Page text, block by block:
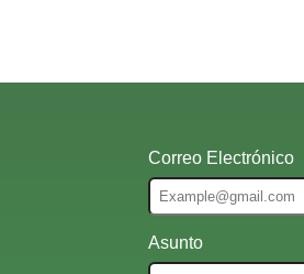
Correo Electrónico
Asunto